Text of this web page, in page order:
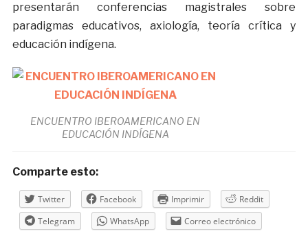
presentarán conferencias magistrales sobre
paradigmas educativos, axiología, teoría crítica y
educación indígena.
ENCUENTRO IBEROAMERICANO EN
EDUCACIÓN INDÍGENA
Comparte esto:
Twitter Facebook Imprimir
Reddit
Telegram
WhatsApp Correo electrónico